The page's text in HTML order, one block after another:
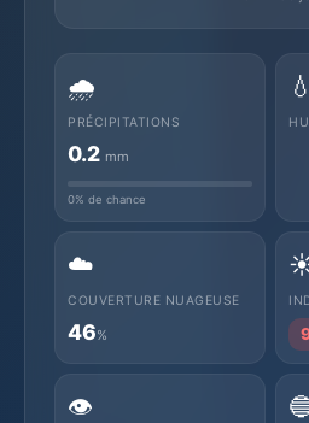
🌧️
PRÉCIPITATIONS
0.2 mm
0% de chance
💧
☁️
COUVERTURE NUAGEUSE
46%
👁️